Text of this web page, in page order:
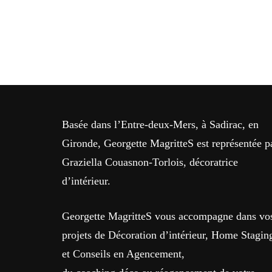
Basée dans l’Entre-deux-Mers, à Sadirac, en
Gironde, Georgette MagritteS est représentée
Graziella Couasnon-Torlois, décoratrice
d’intérieur.
Georgette MagritteS vous accompagne dans
projets de Décoration d’intérieur, Home
et Conseils en Agencement,